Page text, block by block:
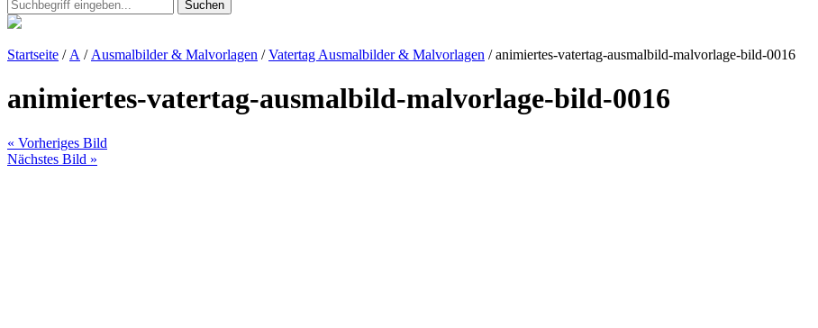
Suchen
Startseite / A / Ausmalbilder & Malvorlagen /Vatertag Ausmalbilder & Malvorlagen / animiertes-vatertag-ausmalbild-malvorlage-bild-0016
animiertes-vatertag-ausmalbild-malvorlage-bild-0016
« Vorheriges Bild
Nächstes Bild »